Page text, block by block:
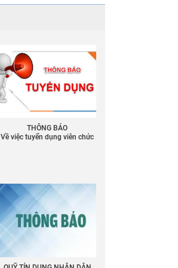
THÔNG BÁO
Về việc tuyển dụng viên chức